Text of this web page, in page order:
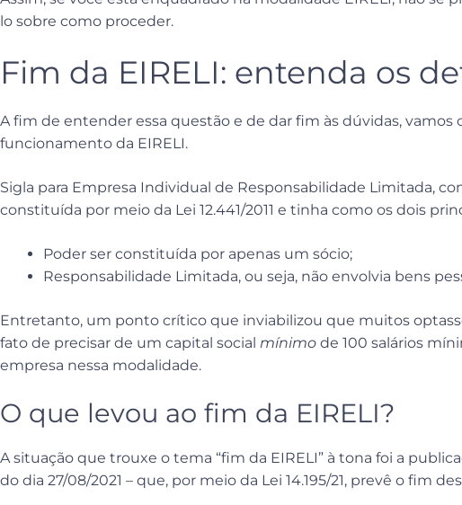
lo sobre como proceder.
Fim da EIRELI: entenda os
A fim de entender essa questão e de dar fim às dúvidas,
funcionamento da EIRELI.
Sigla para Empresa Individual de Responsabilidade Limitada,
constituída por meio da Lei 12.441/2011 e tinha como os dois
Poder ser constituída por apenas um sócio;
Responsabilidade Limitada, ou seja, não envolvia bens
Entretanto, um ponto crítico que inviabilizou que muitos
fato de precisar de um capital social mínimo de 100 salários
empresa nessa modalidade.
O que levou ao fim da EIRELI?
A situação que trouxe o tema “fim da EIRELI” à tona foi a
do dia 27/08/2021 – que, por meio da Lei 14.195/21, prevê o fim